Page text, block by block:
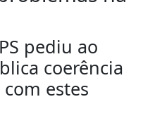
pediu ao
coerência
estes